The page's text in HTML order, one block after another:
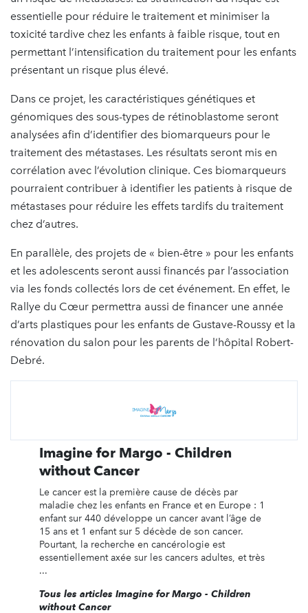
essentielle pour réduire le traitement et minimiser la
toxicité tardive chez les enfants à faible risque, tout en
permettant l’intensification du traitement pour les enfants
présentant un risque plus élevé.
Dans ce projet, les caractéristiques génétiques et
génomiques des sous-types de rétinoblastome seront
analysées afin d’identifier des biomarqueurs pour le
traitement des métastases. Les résultats seront mis en
corrélation avec l’évolution clinique. Ces biomarqueurs
pourraient contribuer à identifier les patients à risque de
métastases pour réduire les effets tardifs du traitement
chez d’autres.
En parallèle, des projets de « bien-être » pour les enfants
et les adolescents seront aussi financés par l’association
via les fonds collectés lors de cet événement. En effet, le
Rallye du Cœur permettra aussi de financer une année
d’arts plastiques pour les enfants de Gustave-Roussy et la
rénovation du salon pour les parents de l’hôpital Robert-
Debré.
Imagine for Margo - Children
without Cancer
Le cancer est la première cause de décès par
maladie chez les enfants en France et en Europe : 1
enfant sur 440 développe un cancer avant l’âge de
15 ans et 1 enfant sur 5 décède de son cancer.
Pourtant, la recherche en cancérologie est
essentiellement axée sur les cancers adultes, et très
...
Tous les articles Imagine for Margo - Children
without Cancer